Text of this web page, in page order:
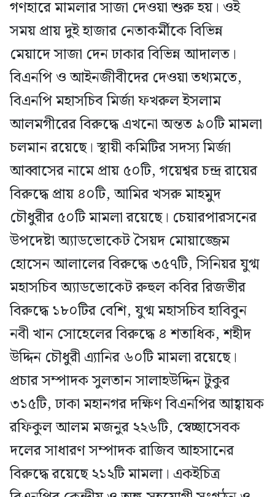
গণহারে মামলার সাজা দেওয়া শুরু হয়। ওই
সময় প্রায় দুই হাজার নেতাকর্মীকে বিভিন্ন
মেয়াদে সাজা দেন ঢাকার বিভিন্ন আদালত।
বিএনপি ও আইনজীবীদের দেওয়া তথ্যমতে,
বিএনপি মহাসচিব মির্জা ফখরুল ইসলাম
আলমগীরের বিরুদ্ধে এখনো অন্তত ৯০টি মামলা
চলমান রয়েছে। স্থায়ী কমিটির সদস্য মির্জা
আব্বাসের নামে প্রায় ৫০টি, গয়েশ্বর চন্দ্র রায়ের
বিরুদ্ধে প্রায় ৪০টি, আমির খসরু মাহমুদ
চৌধুরীর ৫০টি মামলা রয়েছে। চেয়ারপারসনের
উপদেষ্টা অ্যাডভোকেট সৈয়দ মোয়াজ্জেম
হোসেন আলালের বিরুদ্ধে ৩৫৭টি, সিনিয়র যুগ্ম
মহাসচিব অ্যাডভোকেট রুহুল কবির রিজভীর
বিরুদ্ধে ১৮০টির বেশি, যুগ্ম মহাসচিব হাবিবুন
নবী খান সোহেলের বিরুদ্ধে ৪ শতাধিক, শহীদ
উদ্দিন চৌধুরী এ্যানির ৬০টি মামলা রয়েছে।
প্রচার সম্পাদক সুলতান সালাহউদ্দিন টুকুর
৩১৫টি, ঢাকা মহানগর দক্ষিণ বিএনপির আহ্বায়ক
রফিকুল আলম মজনুর ২২৬টি, স্বেচ্ছাসেবক
দলের সাধারণ সম্পাদক রাজিব আহসানের
বিরুদ্ধে রয়েছে ২১২টি মামলা। একইচিত্র